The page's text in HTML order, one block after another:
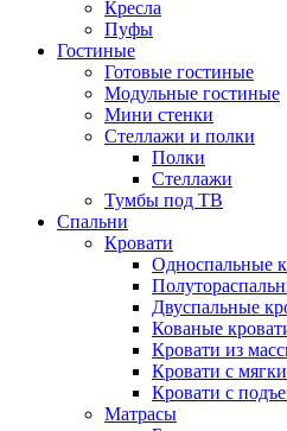
Кресла
Пуфы
Гостиные
Готовые гостиные
Модульные гостиные
Мини стенки
Стеллажи и полки
Полки
Стеллажи
Тумбы под ТВ
Спальни
Кровати
Односпальные
Двуспальные
Кованые
Кровати из
Кровати с
Кровати с
Матрасы